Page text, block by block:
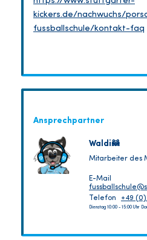
kickers.de/nachwuchs/
fussballschule/kontakt-faq
Ansprechpartner
Waldi🦝
Mitarbeiter des
E-Mail
Telefon
+49
Dienstag 10:00 - 15:00 Uhr